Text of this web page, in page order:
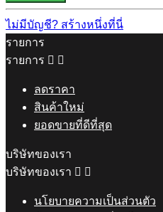
ไม่มีบัญชี? สร้างหนึ่งที่นี่
รายการ
รายการ  
ลดราคา
สินค้าใหม่
ยอดขายที่ดีที่สุด
บริษัทของเรา
บริษัทของเรา  
นโยบายความเป็นส่วนตัว